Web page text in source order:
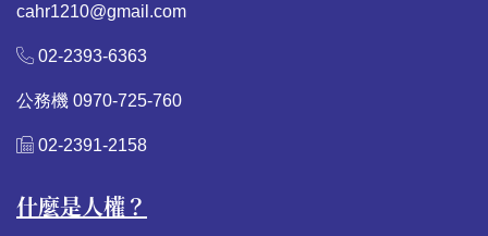
cahr1210@gmail.com
02-2393-6363
公務機 0970-725-760
02-2391-2158
什麼是人權？